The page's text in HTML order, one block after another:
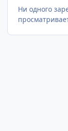
Ни одного